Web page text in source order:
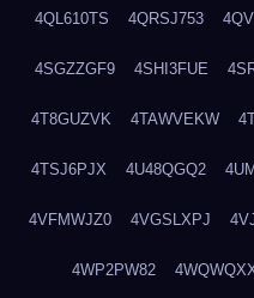
4QL610TS 4QRSJ753
4SGZZGF9 4SHI3FUE
4T8GUZVK 4TAWVEKW
4TSJ6PJX 4U48QGQ2
4VFMWJZ0 4VGSLXPJ
4WP2PW82